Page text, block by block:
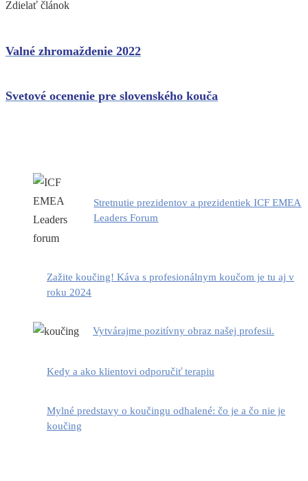
Zdielať článok
Valné zhromaždenie 2022
Svetové ocenenie pre slovenského kouča
Stretnutie prezidentov a prezidentiek ICF EMEA
Leaders Forum
Zažite koučing! Káva s profesionálnym koučom je tu aj v
roku 2024
Vytvárajme pozitívny obraz našej profesii.
Kedy a ako klientovi odporučiť terapiu
Mylné predstavy o koučingu odhalené: čo je a čo nie je
koučing